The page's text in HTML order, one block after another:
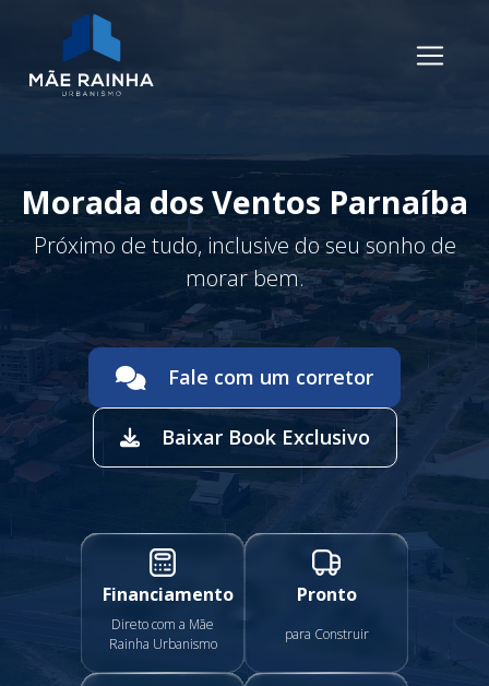
Morada dos Ventos Parnaíba
Próximo de tudo, inclusive do seu sonho de
morar bem.
Fale com um corretor
Baixar Book Exclusivo
Financiamento
Direto com a Mãe
Rainha Urbanismo
Pronto
para Construir